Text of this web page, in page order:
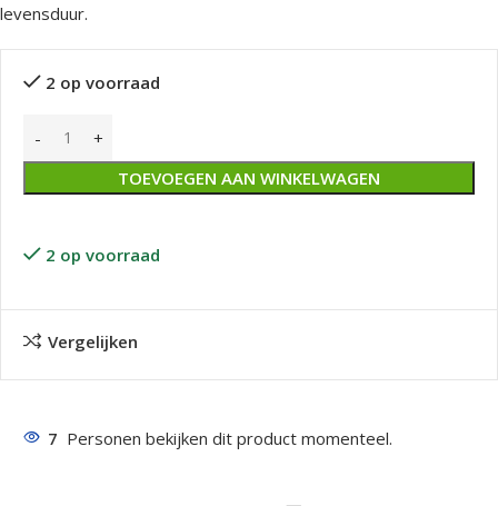
levensduur.
2 op voorraad
TOEVOEGEN AAN WINKELWAGEN
2 op voorraad
Vergelijken
7 Personen bekijken dit product momenteel.